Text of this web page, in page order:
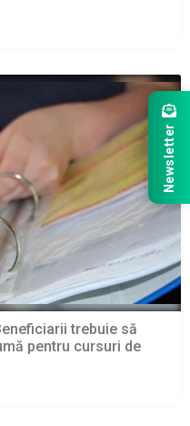
trebuie să
pentru cursuri de
Newsletter